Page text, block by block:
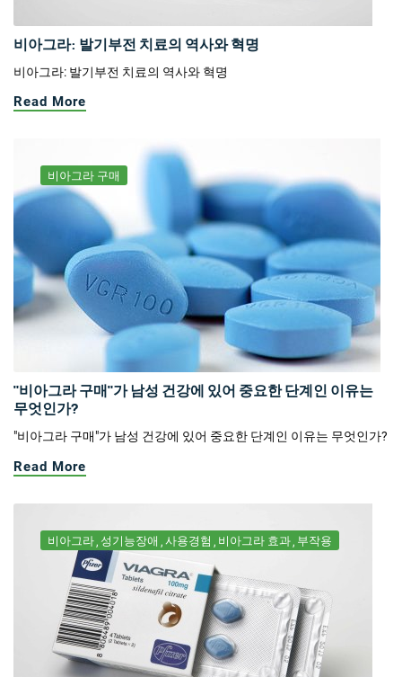
비아그라: 발기부전 치료의 역사와 혁명
비아그라: 발기부전 치료의 역사와 혁명
Read More
비아그라 구매
"비아그라 구매"가 남성 건강에 있어 중요한 단계인 이유는
무엇인가?
"비아그라 구매"가 남성 건강에 있어 중요한 단계인 이유는 무엇인가?
Read More
비아그라 성기능장애 사용경험 비아그라 효과 부작용